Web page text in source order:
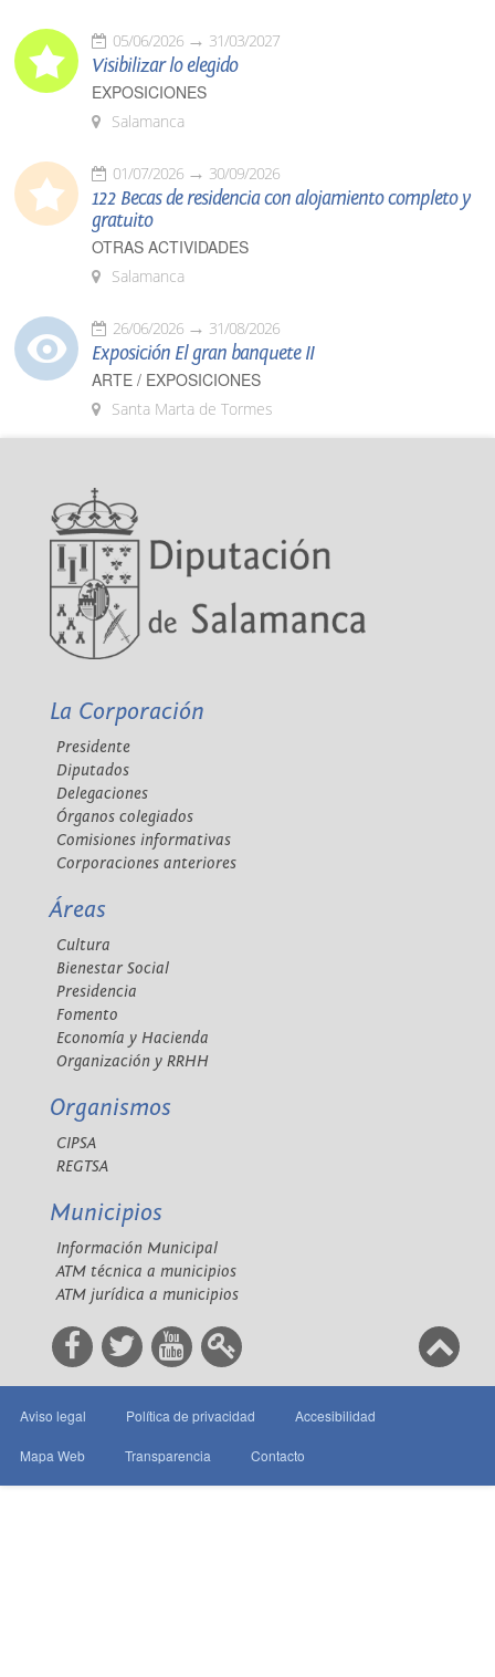
05/06/2026 31/03/2027
Visibilizar lo elegido
EXPOSICIONES
Salamanca
01/07/2026 30/09/2026
122 Becas de residencia con alojamiento completo y
gratuito
OTRAS ACTIVIDADES
Salamanca
26/06/2026 31/08/2026
Exposición El gran banquete II
ARTE / EXPOSICIONES
Santa Marta de Tormes
La Corporación
Presidente
Diputados
Delegaciones
Órganos colegiados
Comisiones informativas
Corporaciones anteriores
Áreas
Cultura
Bienestar Social
Presidencia
Fomento
Economía y Hacienda
Organización y RRHH
Organismos
CIPSA
REGTSA
Municipios
Información Municipal
ATM técnica a municipios
ATM jurídica a municipios
Aviso legal Política de privacidad Accesibilidad
Mapa Web Transparencia Contacto